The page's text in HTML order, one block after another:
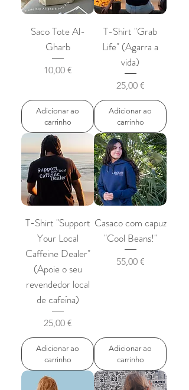
Saco Tote Al-
Gharb
Preço
10,00 €
Adicionar ao
carrinho
T-Shirt "Grab
Life" (Agarra a
vida)
Preço
25,00 €
Adicionar ao
carrinho
T-Shirt "Support
Your Local
Caffeine Dealer"
(Apoie o seu
revendedor local
de cafeína)
Preço
25,00 €
Adicionar ao
carrinho
Casaco com capuz
"Cool Beans!"
Preço
55,00 €
Adicionar ao
carrinho